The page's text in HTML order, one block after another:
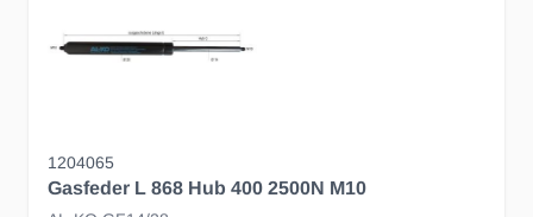
1204065
Gasfeder L 868 Hub 400 2500N M10